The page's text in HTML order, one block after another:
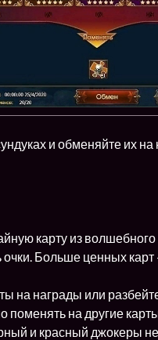
и обменяйте их
карту из волшебного
очки. Больше ценных
на награды или разбейте
поменять на другие
и красный джокеры